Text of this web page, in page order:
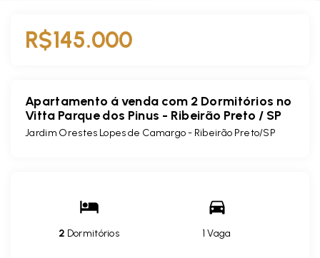
R$145.000
Apartamento á venda com 2 Dormitórios no
Vitta Parque dos Pinus - Ribeirão Preto / SP
Jardim Orestes Lopes de Camargo - Ribeirão Preto/SP
2 Dormitórios 1 Vaga